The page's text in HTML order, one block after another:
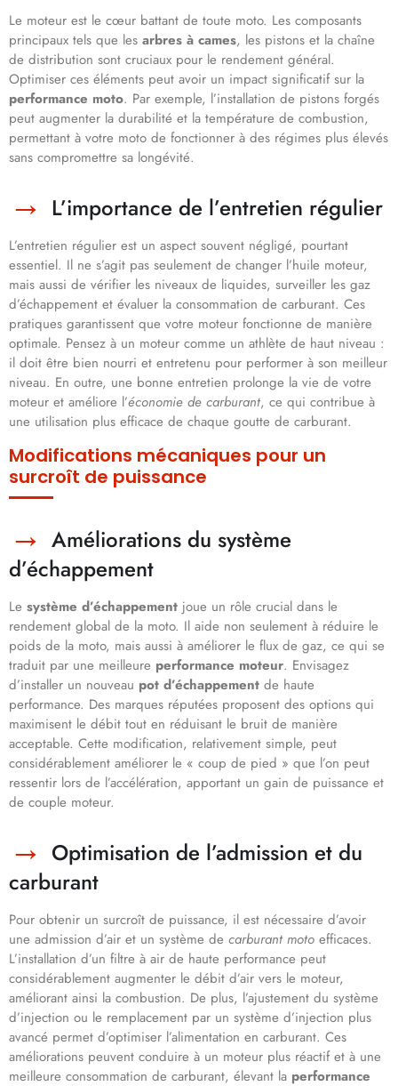
Le moteur est le cœur battant de toute moto. Les composants
principaux tels que les arbres à cames, les pistons et la chaîne
de distribution sont cruciaux pour le rendement général.
Optimiser ces éléments peut avoir un impact significatif sur la
performance moto. Par exemple, l’installation de pistons forgés
peut augmenter la durabilité et la température de combustion,
permettant à votre moto de fonctionner à des régimes plus élevés
sans compromettre sa longévité.
L’importance de l’entretien régulier
L’entretien régulier est un aspect souvent négligé, pourtant
essentiel. Il ne s’agit pas seulement de changer l’huile moteur,
mais aussi de vérifier les niveaux de liquides, surveiller les gaz
d’échappement et évaluer la consommation de carburant. Ces
pratiques garantissent que votre moteur fonctionne de manière
optimale. Pensez à un moteur comme un athlète de haut niveau :
il doit être bien nourri et entretenu pour performer à son meilleur
niveau. En outre, une bonne entretien prolonge la vie de votre
moteur et améliore l’économie de carburant, ce qui contribue à
une utilisation plus efficace de chaque goutte de carburant.
Modifications mécaniques pour un
surcroît de puissance
Améliorations du système
d’échappement
Le système d’échappement joue un rôle crucial dans le
rendement global de la moto. Il aide non seulement à réduire le
poids de la moto, mais aussi à améliorer le flux de gaz, ce qui se
traduit par une meilleure performance moteur. Envisagez
d’installer un nouveau pot d’échappement de haute
performance. Des marques réputées proposent des options qui
maximisent le débit tout en réduisant le bruit de manière
acceptable. Cette modification, relativement simple, peut
considérablement améliorer le « coup de pied » que l’on peut
ressentir lors de l’accélération, apportant un gain de puissance et
de couple moteur.
Optimisation de l’admission et du
carburant
Pour obtenir un surcroît de puissance, il est nécessaire d’avoir
une admission d’air et un système de carburant moto efficaces.
L’installation d’un filtre à air de haute performance peut
considérablement augmenter le débit d’air vers le moteur,
améliorant ainsi la combustion. De plus, l’ajustement du système
d’injection ou le remplacement par un système d’injection plus
avancé permet d’optimiser l’alimentation en carburant. Ces
améliorations peuvent conduire à un moteur plus réactif et à une
meilleure consommation de carburant, élevant la performance